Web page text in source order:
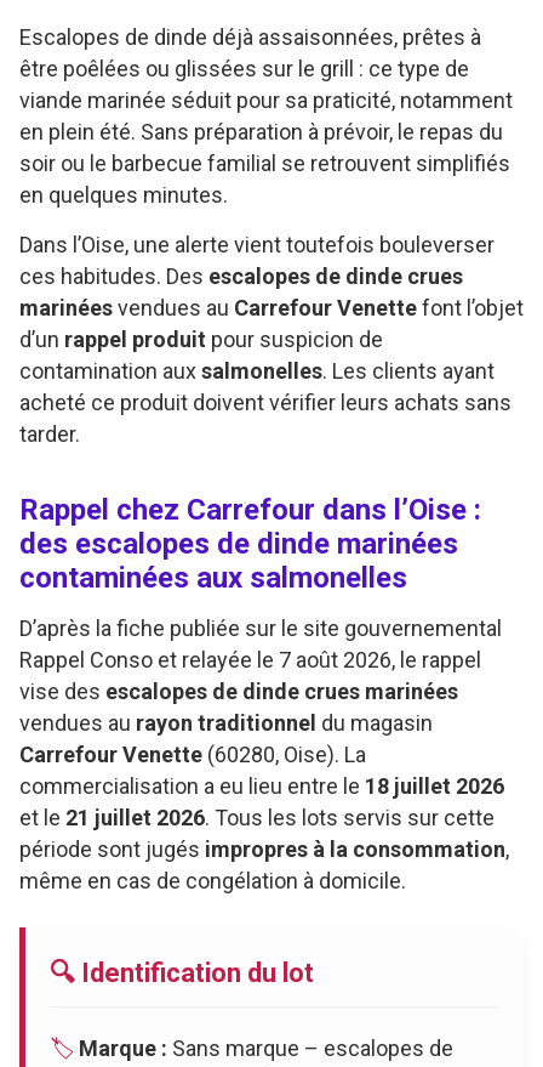
Escalopes de dinde déjà assaisonnées, prêtes à
être poêlées ou glissées sur le grill : ce type de
viande marinée séduit pour sa praticité, notamment
en plein été. Sans préparation à prévoir, le repas du
soir ou le barbecue familial se retrouvent simplifiés
en quelques minutes.
Dans l’Oise, une alerte vient toutefois bouleverser
ces habitudes. Des escalopes de dinde crues
marinéesvendues au Carrefour Venettefont l’objet
d’un rappel produit pour suspicion de
contamination auxsalmonelles. Les clients ayant
acheté ce produit doivent vérifier leurs achats sans
tarder.
Rappel chez Carrefour dans l’Oise :
des escalopes de dinde marinées
contaminées aux salmonelles
D’après la fiche publiée sur le site gouvernemental
Rappel Conso et relayée le 7 août 2026, le rappel
vise des escalopes de dinde crues marinées
vendues au rayon traditionnel du magasin
Carrefour Venette (60280, Oise). La
commercialisation a eu lieu entre le 18 juillet 2026
et le 21 juillet 2026. Tous les lots servis sur cette
période sont jugés impropres à la consommation,
même en cas de congélation à domicile.
🔍 Identification du lot
🏷️ Marque : Sans marque – escalopes de